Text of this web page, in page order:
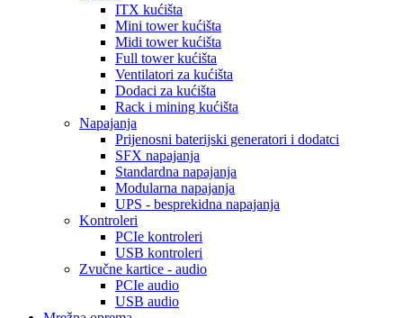
ITX kućišta
Mini tower kućišta
Midi tower kućišta
Full tower kućišta
Ventilatori za kućišta
Dodaci za kućišta
Rack i mining kućišta
Napajanja
Prijenosni baterijski generatori i dodatci
SFX napajanja
Standardna napajanja
Modularna napajanja
UPS - besprekidna napajanja
Kontroleri
PCIe kontroleri
USB kontroleri
Zvučne kartice - audio
PCIe audio
USB audio